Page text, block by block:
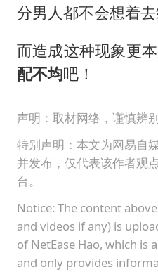
分男人都不会想着去
而造成这种现象更
配不均吧！
声明：取材网络，谨慎辨
特别声明：本文为网易自
并发布，仅代表该作者观
台。
Notice: The content
and videos if any) is
of NetEase Hao, which is
and only provides